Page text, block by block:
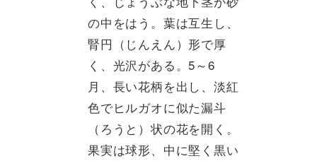
の中をはう。葉は互生し、
腎円（じんえん）形で厚
く、光沢がある。5～6
月、長い花柄を出し、淡紅
色でヒルガオに似た漏斗
（ろうと）状の花を開く。
果実は球形、中に堅く黒い